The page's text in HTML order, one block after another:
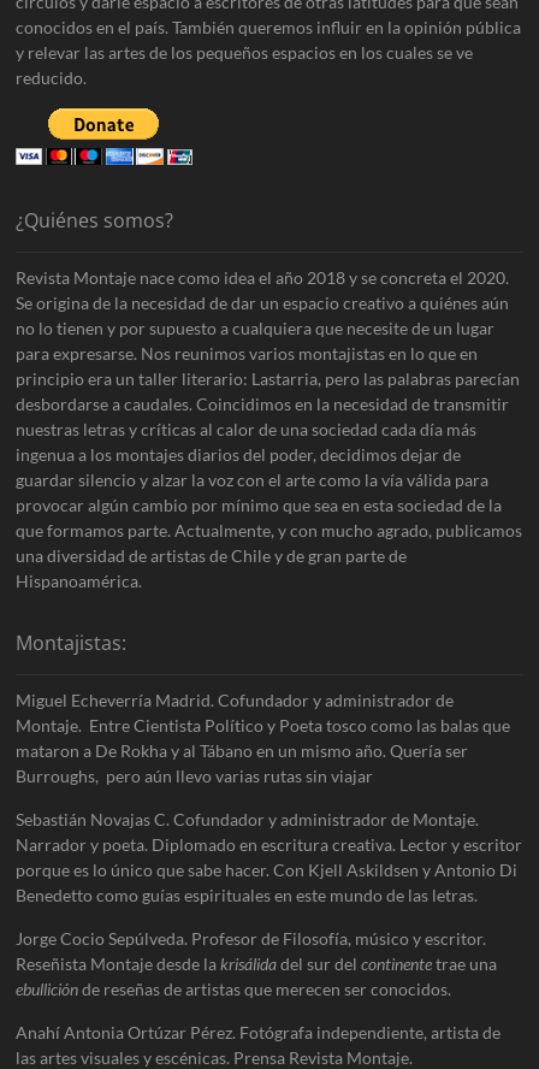
conocidos en el país. También queremos influir en la opinión pública
y relevar las artes de los pequeños espacios en los cuales se ve
reducido.
¿Quiénes somos?
Revista Montaje nace como idea el año 2018 y se concreta el 2020.
Se origina de la necesidad de dar un espacio creativo a quiénes aún
no lo tienen y por supuesto a cualquiera que necesite de un lugar
para expresarse. Nos reunimos varios montajistas en lo que en
principio era un taller literario: Lastarria, pero las palabras parecían
desbordarse a caudales. Coincidimos en la necesidad de transmitir
nuestras letras y críticas al calor de una sociedad cada día más
ingenua a los montajes diarios del poder, decidimos dejar de
guardar silencio y alzar la voz con el arte como la vía válida para
provocar algún cambio por mínimo que sea en esta sociedad de la
que formamos parte. Actualmente, y con mucho agrado, publicamos
una diversidad de artistas de Chile y de gran parte de
Hispanoamérica.
Montajistas:
Miguel Echeverría Madrid. Cofundador y administrador de
Montaje. Entre Cientista Político y Poeta tosco como las balas que
mataron a De Rokha y al Tábano en un mismo año. Quería ser
Burroughs, pero aún llevo varias rutas sin viajar
Sebastián Novajas C. Cofundador y administrador de Montaje.
Narrador y poeta. Diplomado en escritura creativa. Lector y escritor
porque es lo único que sabe hacer. Con Kjell Askildsen y Antonio Di
Benedetto como guías espirituales en este mundo de las letras.
Jorge Cocio Sepúlveda. Profesor de Filosofía, músico y escritor.
Reseñista Montaje desde lakrisálidadel sur delcontinentetrae una
ebulliciónde reseñas de artistas que merecen ser conocidos.
Anahí Antonia Ortúzar Pérez. Fotógrafa independiente, artista de
las artes visuales y escénicas. Prensa Revista Montaje.